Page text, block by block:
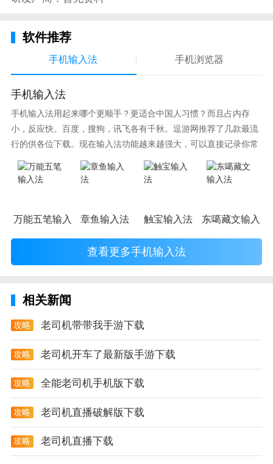
-有趣的原创节目：原创汽车视频节目，及时有趣，通
俗易懂，让你选车不就纠结
老司机app测评
想让自己成为汽车专业人，想让自己更懂车，想要成为
车行中的专业大佬，那就来老司机app，准没错，给你
最全的汽车知识，让你成为汽车大亨。
软件推荐
手机输入法 手机浏览器
手机输入法
手机输入法用起来哪个更顺手？更适合中国人习惯？而且占内存
小，反应快。百度，搜狗，讯飞各有千秋。逗游网推荐了几款最流
行的供各位下载。现在输入法功能越来越强大，可以直接记录你常
使用的词语，并且还有各种新鲜好玩的表情，一款好的输入法直接
影响到你的打字速度哦。
万能五笔输入法章鱼输入法 触宝输入法 东噶藏文输入法
查看更多手机输入法
相关新闻
攻略 老司机带带我手游下载
攻略 老司机开车了最新版手游下载
攻略 全能老司机手机版下载
攻略 老司机直播破解版下载
攻略 老司机直播下载